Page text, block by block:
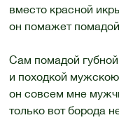
вместо красной
он помажет
Сам помадой
и походкой
он совсем мне
только вот борода